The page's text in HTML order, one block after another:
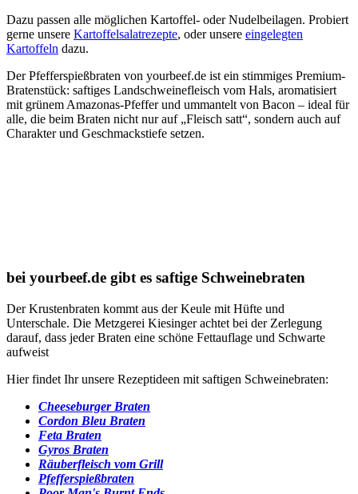
Dazu passen alle möglichen Kartoffel- oder Nudelbeilagen. Probiert
gerne unsere Kartoffelsalatrezepte, oder unsere eingelegten
Kartoffeln dazu.
Der Pfefferspießbraten von yourbeef.de ist ein stimmiges Premium-
Bratenstück: saftiges Landschweinefleisch vom Hals, aromatisiert
mit grünem Amazonas-Pfeffer und ummantelt von Bacon – ideal für
alle, die beim Braten nicht nur auf „Fleisch satt“, sondern auch auf
Charakter­ und Geschmackstiefe setzen.
bei yourbeef.de gibt es saftige Schweinebraten
Der Krustenbraten kommt aus der Keule mit Hüfte und
Unterschale. Die Metzgerei Kiesinger achtet bei der Zerlegung
darauf, dass jeder Braten eine schöne Fettauflage und Schwarte
aufweist
Hier findet Ihr unsere Rezeptideen mit saftigen Schweinebraten:
Cheeseburger Braten
Cordon Bleu Braten
Feta Braten
Gyros Braten
Räuberfleisch vom Grill
Pfefferspießbraten